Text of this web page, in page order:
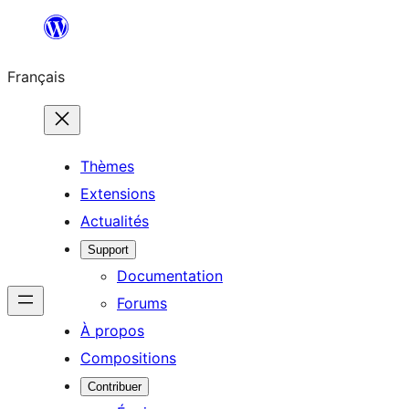
contenu
Français
Thèmes
Extensions
Actualités
Support
Documentation
Forums
À propos
Compositions
Contribuer